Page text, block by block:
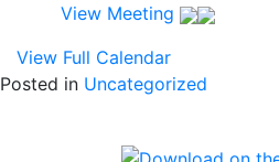
View Meeting
View Full Calendar
Posted in Uncategorized